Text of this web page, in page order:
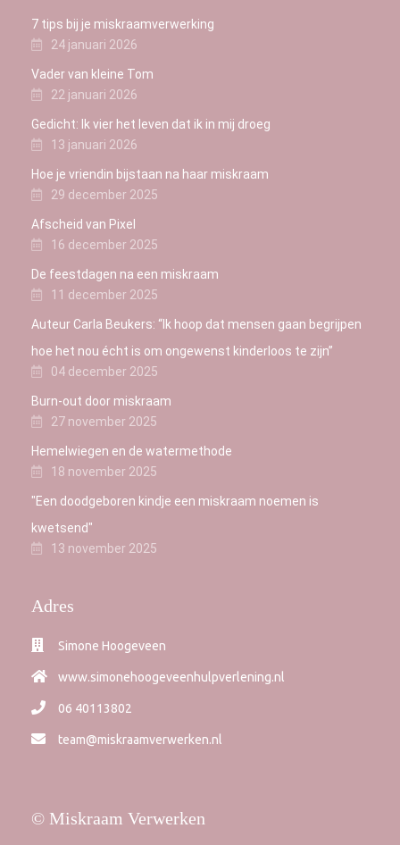
7 tips bij je miskraamverwerking
24 januari 2026
Vader van kleine Tom
22 januari 2026
Gedicht: Ik vier het leven dat ik in mij droeg
13 januari 2026
Hoe je vriendin bijstaan na haar miskraam
29 december 2025
Afscheid van Pixel
16 december 2025
De feestdagen na een miskraam
11 december 2025
Auteur Carla Beukers: “Ik hoop dat mensen gaan begrijpen
hoe het nou écht is om ongewenst kinderloos te zijn”
04 december 2025
Burn-out door miskraam
27 november 2025
Hemelwiegen en de watermethode
18 november 2025
"Een doodgeboren kindje een miskraam noemen is
kwetsend"
13 november 2025
Adres
Simone Hoogeveen
www.simonehoogeveenhulpverlening.nl
06 40113802
team@miskraamverwerken.nl
© Miskraam Verwerken